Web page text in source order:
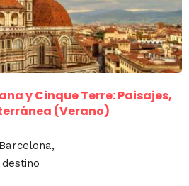
y Cinque Terre: Paisajes,
(Verano)